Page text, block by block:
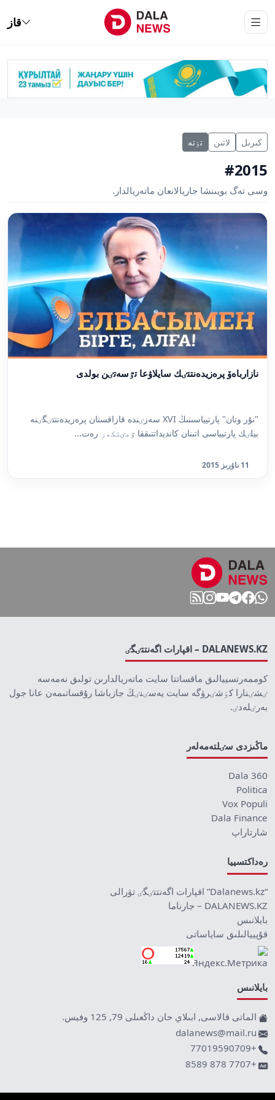
قاز
كىرىل لاتىن تٶتە
#2015
وسى تەگ بويىنشا جاريالانعان ماتەريالدار.
نازارباەۆ پرەزيدەنتتٸك سايلاۋعا تٷسەتٸن بولدى
"نۇر وتان" پارتيياسىنىڭ XVI سەزٸندە قازاقستان پرەزيدەنتتٸگٸنە
بيلٸك پارتيياسى اتىنان كانديداتتىققا ٷمٸتكەر رەت...
11 ناۋرىز 2015
DALANEWS.KZ – اقپارات اگەنتتٸگٸ
كوممەرتسييالىق ماقساتتا سايت ماتەريالدارىن تولىق نەمەسە
ٸشٸنارا كٶشٸرۋگە سايت يەسٸنٸڭ جازباشا رۇقساتىمەن عانا جول
بەرٸلەدٸ.
ماڭىزدى سٸلتەمەلەر
Dala 360
Politica
Vox Populi
Dala Finance
شارتاراپ
رەداكتسييا
“Dalanews.kz” اقپارات اگەنتتٸگٸ تۋرالى
DALANEWS.KZ – جارناما
بايلانىس
قۇپييالىلىق ساياساتى
بايلانىس
الماتى قالاسى, ابىلاي حان داڭعىلى 79, 125 وفيس.
dalanews@mail.ru
+77019590709
+7707 878 8589